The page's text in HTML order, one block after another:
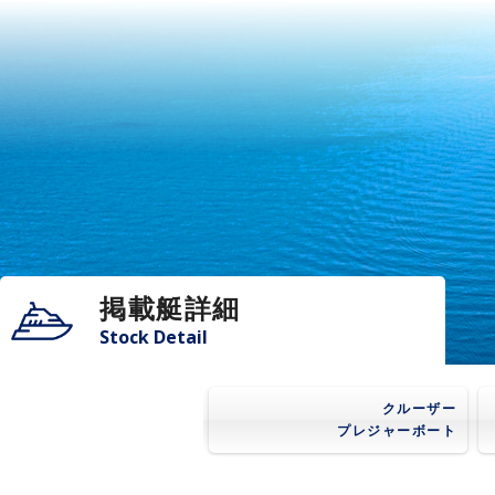
掲載艇詳細
Stock Detail
クルーザー
プレジャーボート